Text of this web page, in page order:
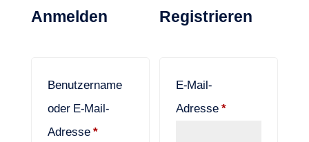
Anmelden
Benutzername
oder E-Mail-
Adresse*Erforderlich
Registrieren
E-Mail-
Adresse*Erforderlich